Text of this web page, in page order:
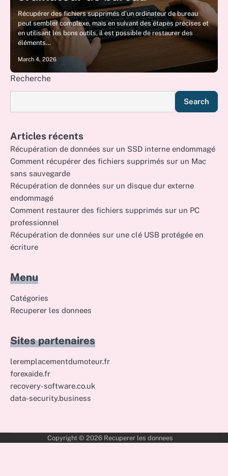
Récupérer des fichiers supprimés d’un ordinateur de bureau
peut sembler complexe, mais en suivant des étapes précises et
en utilisant les bons outils, il est possible de restaurer des
éléments…
March 4, 2026
Recherche
Search
Articles récents
Récupération de données sur un SSD interne endommagé
Comment récupérer des fichiers supprimés sur un Mac
sans sauvegarde
Récupération de données sur un disque dur externe
endommagé
Comment restaurer des fichiers supprimés sur un PC
professionnel
Récupération de données sur une clé USB protégée en
écriture
Menu
Catégories
Recuperer les donnees
Sites partenaires
leremplacementdumoteur.fr
forexaide.fr
recovery-software.co.uk
data-security.business
Copyright © 2026 Recuperer les donnees